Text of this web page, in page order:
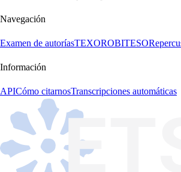
Navegación
Examen de autoríasTEXOROBITESO
Información
APICómo citarnosTranscripciones automáticas